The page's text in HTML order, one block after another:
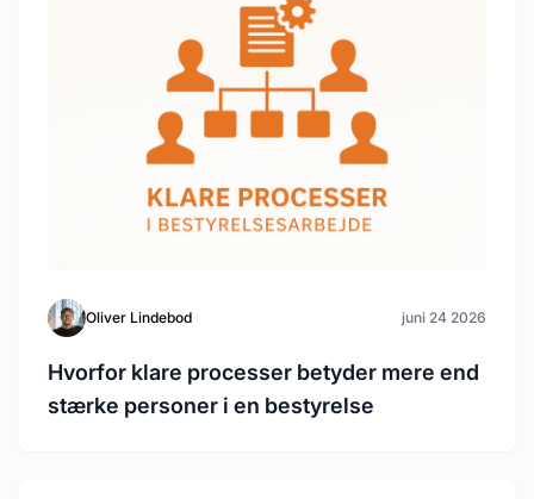
Oliver Lindebod juni 24 2026
Hvorfor klare processer betyder mere end
stærke personer i en bestyrelse